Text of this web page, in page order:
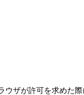
ウザが許可を求めた